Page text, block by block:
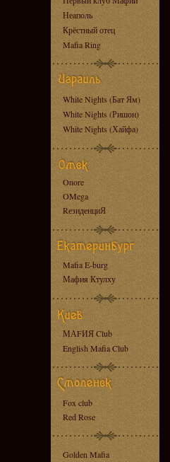
Неаполь
Крёстный отец
Mafia Ring
White Nights (Бат Ям)
White Nights (Ришон)
White Nights (Хайфа)
Onore
OMega
RезиденциЯ
Mafia E-burg
Мафия Ктулху
МАFИЯ Club
English Mafia Club
Fox club
Red Rose
Golden Mafia